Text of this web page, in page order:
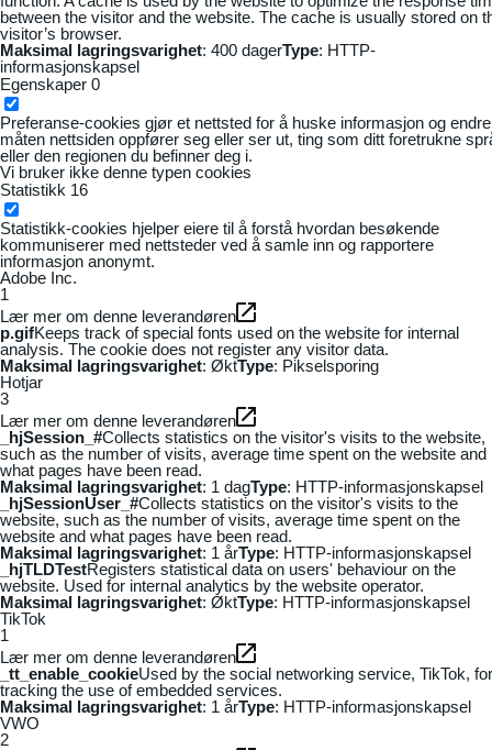
between the visitor and the website. The cache is usually stored on
visitor’s browser.
Maksimal lagringsvarighet: 400 dagerType: HTTP-
informasjonskapsel
Egenskaper 0
Preferanse-cookies gjør et nettsted for å huske informasjon og
måten nettsiden oppfører seg eller ser ut, ting som ditt foretrukne
eller den regionen du befinner deg i.
Vi bruker ikke denne typen cookies
Statistikk 16
Statistikk-cookies hjelper eiere til å forstå hvordan besøkende
kommuniserer med nettsteder ved å samle inn og rapportere
informasjon anonymt.
Adobe Inc.
1
Lær mer om denne leverandøren
p.gifKeeps track of special fonts used on the website for internal
analysis. The cookie does not register any visitor data.
Maksimal lagringsvarighet: ØktType: Pikselsporing
Hotjar
3
Lær mer om denne leverandøren
_hjSession_#Collects statistics on the visitor's visits to the website,
such as the number of visits, average time spent on the website and
what pages have been read.
Maksimal lagringsvarighet: 1 dagType: HTTP-informasjonskapsel
_hjSessionUser_#Collects statistics on the visitor's visits to the
website, such as the number of visits, average time spent on the
website and what pages have been read.
Maksimal lagringsvarighet: 1 årType: HTTP-informasjonskapsel
_hjTLDTestRegisters statistical data on users' behaviour on the
website. Used for internal analytics by the website operator.
Maksimal lagringsvarighet: ØktType: HTTP-informasjonskapsel
TikTok
1
Lær mer om denne leverandøren
_tt_enable_cookieUsed by the social networking service, TikTok, for
tracking the use of embedded services.
Maksimal lagringsvarighet: 1 årType: HTTP-informasjonskapsel
VWO
2